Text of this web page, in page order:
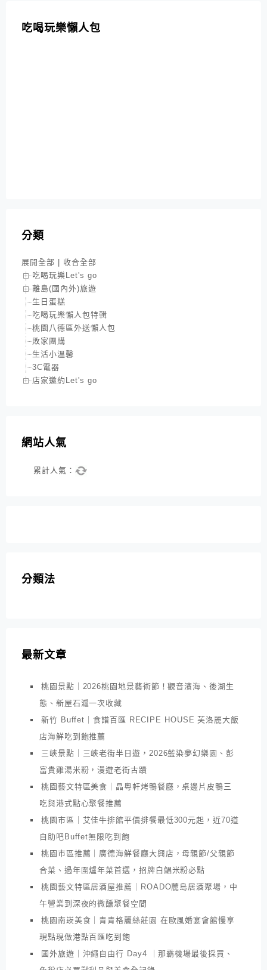
吃喝玩樂懶人包
分類
展開全部
收合全部
吃喝玩樂Let's go
離島(國內外)旅遊
生日蛋糕
吃喝玩樂懶人包特輯
桃園八德區外送懶人包
敗家團購
生活小溫馨
3C電器
店家邀約Let's go
網站人氣
累計人氣：
分類法
最新文章
桃園景點｜2026桃園地景藝術節！觀音濱海、後湖生
態、新屋石滬一次收藏
新竹 Buffet｜食譜百匯 RECIPE HOUSE 芙洛麗大飯
店海鮮吃到飽推薦
三峽景點｜三峽老街半日遊，2026藍染夢幻樂園、彭
富貴雞湯米粉，漫遊老街古蹟
桃園藝文特區美食｜晶粵軒烤鴨餐廳，桌邊片皮鴨三
吃與港式點心聚餐推薦
桃園市區｜艾佳牛排館平價排餐最低300元起，近70道
自助吧Buffet無限吃到飽
桃園市區推薦｜廣德海鮮餐廳大興店，母親節/父親節
合菜、過年圍爐年菜首選，招牌白鯧米粉必點
桃園藝文特區居酒屋推薦｜ROADO麓島居酒聚場，中
午營業到深夜的微醺聚餐空間
桃園南崁美食｜青青格麗絲莊園 在歐風婚宴會館慢享
現點現做港點百匯吃到飽
國外旅遊｜沖繩自由行 Day4 ｜那霸機場最後採買、